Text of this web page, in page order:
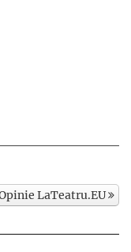
LaTeatru.EU